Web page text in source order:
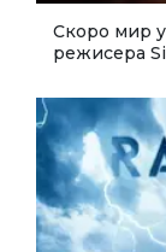
Скоро мир
режисера